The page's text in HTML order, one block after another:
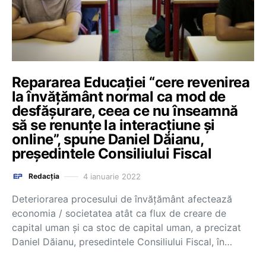
Repararea Educației “cere revenirea
la învățământ normal ca mod de
desfășurare, ceea ce nu înseamnă
să se renunțe la interacțiune și
online”, spune Daniel Dăianu,
președintele Consiliului Fiscal
Redacția 4 ianuarie 2022
Deteriorarea procesului de învăţământ afectează
economia / societatea atât ca flux de creare de
capital uman şi ca stoc de capital uman, a precizat
Daniel Dăianu, presedintele Consiliului Fiscal, în…